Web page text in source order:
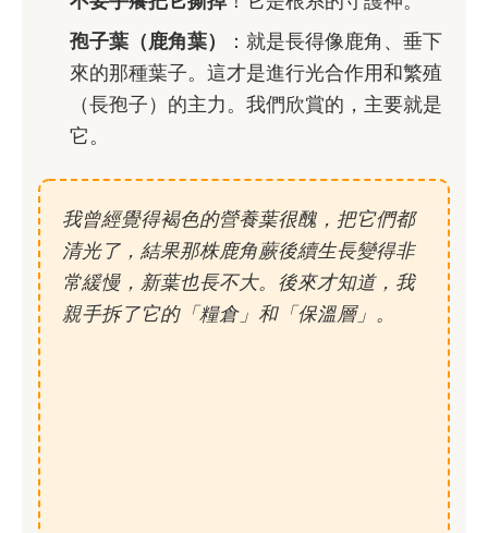
孢子葉（鹿角葉）
：就是長得像鹿角、垂下
來的那種葉子。這才是進行光合作用和繁殖
（長孢子）的主力。我們欣賞的，主要就是
它。
我曾經覺得褐色的營養葉很醜，把它們都
清光了，結果那株鹿角蕨後續生長變得非
常緩慢，新葉也長不大。後來才知道，我
親手拆了它的「糧倉」和「保溫層」。